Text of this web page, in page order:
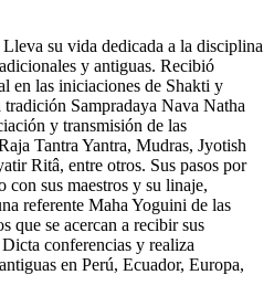
su vida dedicada a la disciplina
y antiguas. Recibió
en las iniciaciones de Shakti y
Sampradaya Nava Natha
y transmisión de las
Tantra Yantra, Mudras, Jyotish
Ritâ, entre otros. Sus pasos por
sus maestros y su linaje,
referente Maha Yoguini de las
que se acercan a recibir sus
conferencias y realiza
en Perú, Ecuador, Europa,